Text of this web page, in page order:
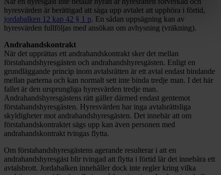
hyresvärden är berättigad att säga upp avtalet att upphöra i förtid,
jordabalken 12 kap 42 § 1 p. En sådan uppsägning kan av
hyresvärden fullföljas med ansökan om avhysning (vräkning).
Andrahandskontrakt
När det upprättas ett andrahandskontrakt sker det mellan
förstahandshyresgästen och andrahandshyresgästen. Enligt en
grundläggande princip inom avtalsrätten är ett avtal endast bindande
mellan parterna och kan normalt sett inte binda tredje man. I det här
fallet är den ursprungliga hyresvärden tredje man.
Andrahandshyresgästens rätt gäller därmed endast gentemot
förstahandshyresgästen. Hyresvärden har inga avtalsrättsliga
skyldigheter mot andrahandshyresgästen. Det innebär att om
förstahandskontraktet sägs upp kan även personen med
andrahandskontrakt tvingas flytta.
Om förstahandshyresgästens agerande resulterar i att en
andrahandshyresgäst blir tvingad att flytta i förtid lär det innebära ett
avtalsbrott. Jordabalken innehåller dock inte regler kring vilka